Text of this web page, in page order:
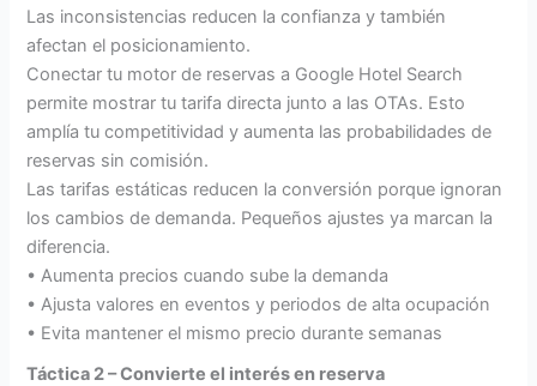
Las inconsistencias reducen la confianza y también
afectan el posicionamiento.
Conectar tu motor de reservas a Google Hotel Search
permite mostrar tu tarifa directa junto a las OTAs. Esto
amplía tu competitividad y aumenta las probabilidades de
reservas sin comisión.
Las tarifas estáticas reducen la conversión porque ignoran
los cambios de demanda. Pequeños ajustes ya marcan la
diferencia.
• Aumenta precios cuando sube la demanda
• Ajusta valores en eventos y periodos de alta ocupación
• Evita mantener el mismo precio durante semanas
Táctica 2 – Convierte el interés en reserva